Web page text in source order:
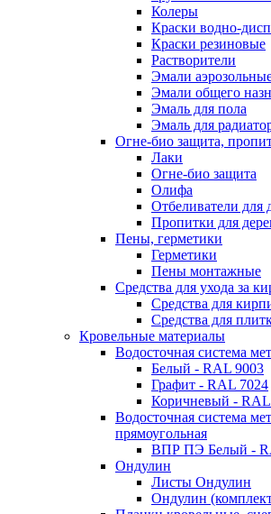
Колеры
Краски водно-
Краски резиновые
Растворители
Эмали
Эмали общего
Эмаль для пола
Эмаль для
Огне-био защита,
Лаки
Огне-био защита
Олифа
Отбеливатели для
Пропитки для
Пены, герметики
Герметики
Пены монтажные
Средства для ухода за
Средства для
Средства для
Кровельные материалы
Водосточная система
Белый - RAL 9003
Графит - RAL 7024
Коричневый - RAL
Водосточная система
прямоугольная
ВПР ПЭ Белый -
Ондулин
Листы Ондулин
Ондулин